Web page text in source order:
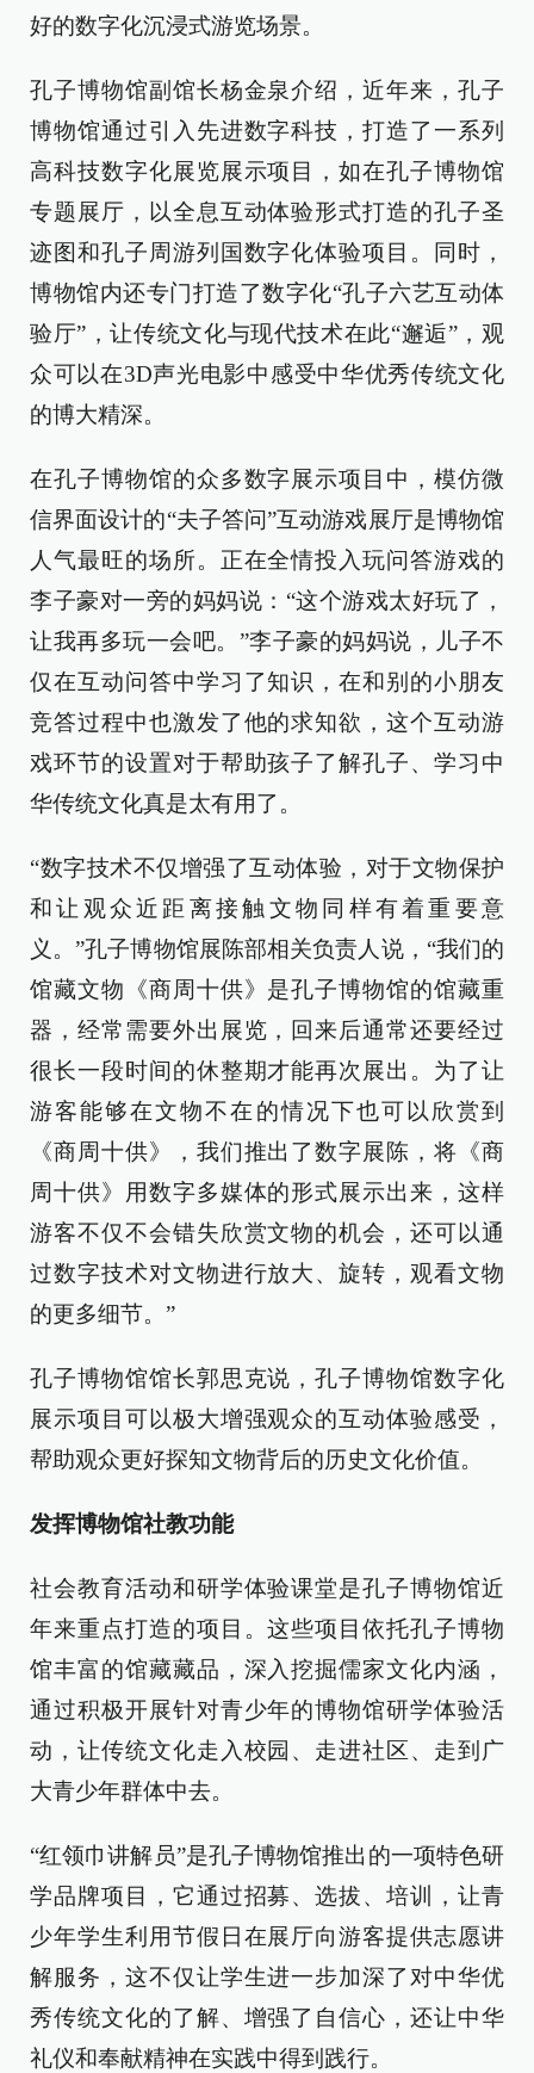
好的数字化沉浸式游览场景。
孔子博物馆副馆长杨金泉介绍，近年来，孔子
博物馆通过引入先进数字科技，打造了一系列
高科技数字化展览展示项目，如在孔子博物馆
专题展厅，以全息互动体验形式打造的孔子圣
迹图和孔子周游列国数字化体验项目。同时，
博物馆内还专门打造了数字化“孔子六艺互动体
验厅”，让传统文化与现代技术在此“邂逅”，观
众可以在3D声光电影中感受中华优秀传统文化
的博大精深。
在孔子博物馆的众多数字展示项目中，模仿微
信界面设计的“夫子答问”互动游戏展厅是博物馆
人气最旺的场所。正在全情投入玩问答游戏的
李子豪对一旁的妈妈说：“这个游戏太好玩了，
让我再多玩一会吧。”李子豪的妈妈说，儿子不
仅在互动问答中学习了知识，在和别的小朋友
竞答过程中也激发了他的求知欲，这个互动游
戏环节的设置对于帮助孩子了解孔子、学习中
华传统文化真是太有用了。
“数字技术不仅增强了互动体验，对于文物保护
和让观众近距离接触文物同样有着重要意
义。”孔子博物馆展陈部相关负责人说，“我们的
馆藏文物《商周十供》是孔子博物馆的馆藏重
器，经常需要外出展览，回来后通常还要经过
很长一段时间的休整期才能再次展出。为了让
游客能够在文物不在的情况下也可以欣赏到
《商周十供》，我们推出了数字展陈，将《商
周十供》用数字多媒体的形式展示出来，这样
游客不仅不会错失欣赏文物的机会，还可以通
过数字技术对文物进行放大、旋转，观看文物
的更多细节。”
孔子博物馆馆长郭思克说，孔子博物馆数字化
展示项目可以极大增强观众的互动体验感受，
帮助观众更好探知文物背后的历史文化价值。
发挥博物馆社教功能
社会教育活动和研学体验课堂是孔子博物馆近
年来重点打造的项目。这些项目依托孔子博物
馆丰富的馆藏藏品，深入挖掘儒家文化内涵，
通过积极开展针对青少年的博物馆研学体验活
动，让传统文化走入校园、走进社区、走到广
大青少年群体中去。
“红领巾讲解员”是孔子博物馆推出的一项特色研
学品牌项目，它通过招募、选拔、培训，让青
少年学生利用节假日在展厅向游客提供志愿讲
解服务，这不仅让学生进一步加深了对中华优
秀传统文化的了解、增强了自信心，还让中华
礼仪和奉献精神在实践中得到践行。